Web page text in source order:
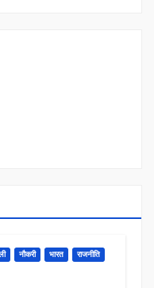
नौकरी भारत राजनीति